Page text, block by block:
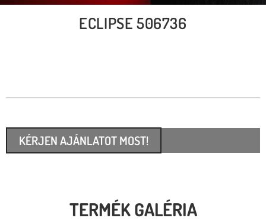
ECLIPSE 506736
KÉRJEN AJÁNLATOT MOST!
TERMÉK GALÉRIA